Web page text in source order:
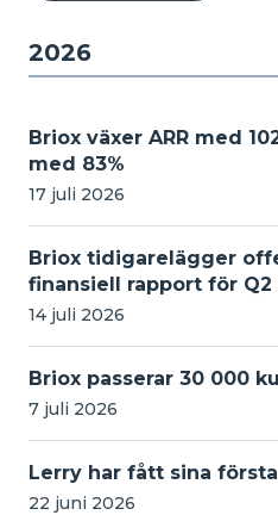
2026
Briox växer ARR med
med 83%
17 juli 2026
Briox tidigarelägger
finansiell rapport för Q2
14 juli 2026
Briox passerar 30 000
7 juli 2026
Lerry har fått sina
22 juni 2026